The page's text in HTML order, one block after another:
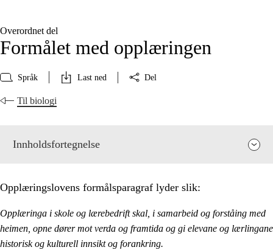
Overordnet del
Formålet med opplæringen
Språk Last ned Del
Til biologi
Innholdsfortegnelse
Opplæringslovens formålsparagraf lyder slik:
Opplæringa i skole og lærebedrift skal, i samarbeid og forståing med
heimen, opne dører mot verda og framtida og gi elevane og lærlingane
historisk og kulturell innsikt og forankring.